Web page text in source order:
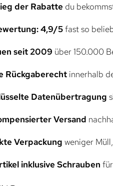
der Rabatte du
4,9/5fast so
seit 2009 über 150.000
Rückgaberechtinnerhalb
Datenübertragung
Versand
Verpackung weniger
inklusive Schrauben